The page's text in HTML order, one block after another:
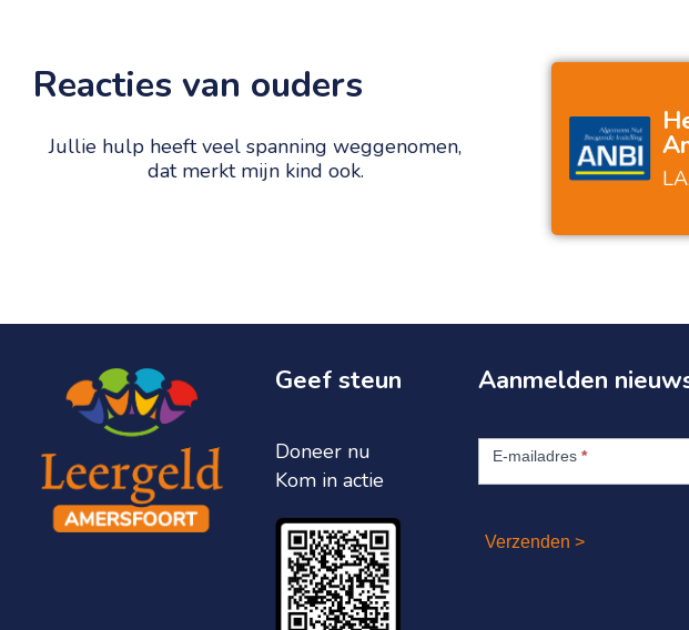
Reacties van ouders
Jullie hulp heeft veel spanning weggenomen,
dat merkt mijn kind ook.
Leergeld stond
oordelen.
Geef steun
Doneer nu
Kom in actie
Aanmelden
nieuwsbrief
E-mailadres*
Verzenden >